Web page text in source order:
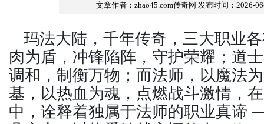
文章作者：zhao45.com传奇网 发布时间：2026-
玛法大陆，千年传奇，三大职业
肉为盾，冲锋陷阵，守护荣耀；道
调和，制衡万物；而法师，以魔法
基，以热血为魂，点燃战斗激情，
中，诠释着独属于法师的职业真谛